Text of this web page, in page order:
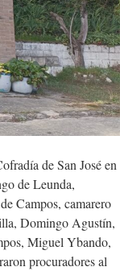
de San José en
de Leunda,
Campos, camarero
Domingo Agustín,
Miguel Ybando,
procuradores al